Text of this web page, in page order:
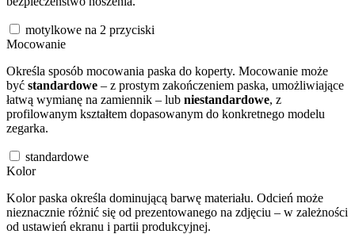
motylkowe na 2 przyciski
Mocowanie
Określa sposób mocowania paska do koperty. Mocowanie może
być standardowe – z prostym zakończeniem paska, umożliwiające
łatwą wymianę na zamiennik – lub niestandardowe, z
profilowanym kształtem dopasowanym do konkretnego modelu
zegarka.
standardowe
Kolor
Kolor paska określa dominującą barwę materiału. Odcień może
nieznacznie różnić się od prezentowanego na zdjęciu – w zależności
od ustawień ekranu i partii produkcyjnej.